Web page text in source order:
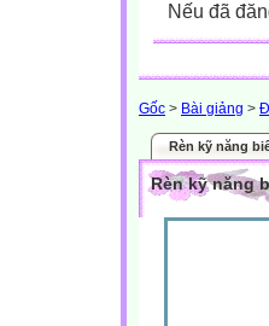
Nếu đã
Gốc > Bài giảng >
Rèn kỹ năng
Rèn kỹ năng